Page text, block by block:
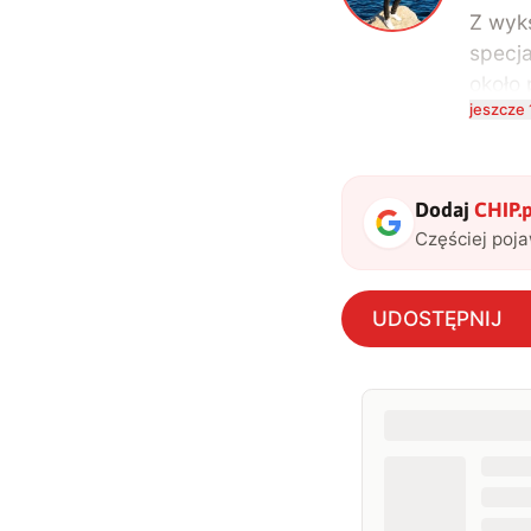
Z
także
jeszcze
Dodaj
Częściej
UDOSTĘPNIJ